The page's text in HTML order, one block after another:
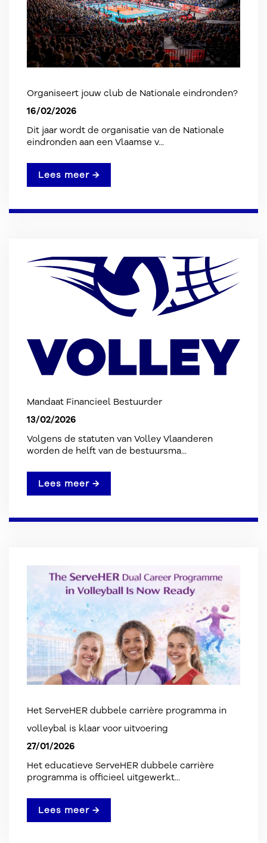
Organiseert jouw club de Nationale eindronden?
16/02/2026
Dit jaar wordt de organisatie van de Nationale
eindronden aan een Vlaamse v...
Lees meer →
Mandaat Financieel Bestuurder
13/02/2026
Volgens de statuten van Volley Vlaanderen
worden de helft van de bestuursma...
Lees meer →
Het ServeHER dubbele carrière programma in
volleybal is klaar voor uitvoering
27/01/2026
Het educatieve ServeHER dubbele carrière
programma is officieel uitgewerkt...
Lees meer →